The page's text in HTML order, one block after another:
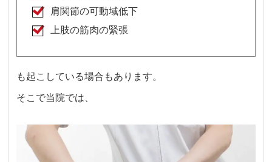
肩関節の可動域低下
上肢の筋肉の緊張
も起こしている場合もあります。
そこで当院では、